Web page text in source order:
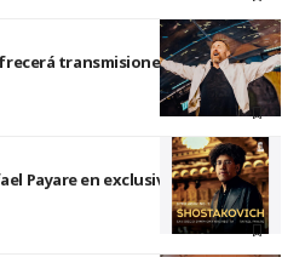
transmisiones en directo
Payare en exclusiva en Apple